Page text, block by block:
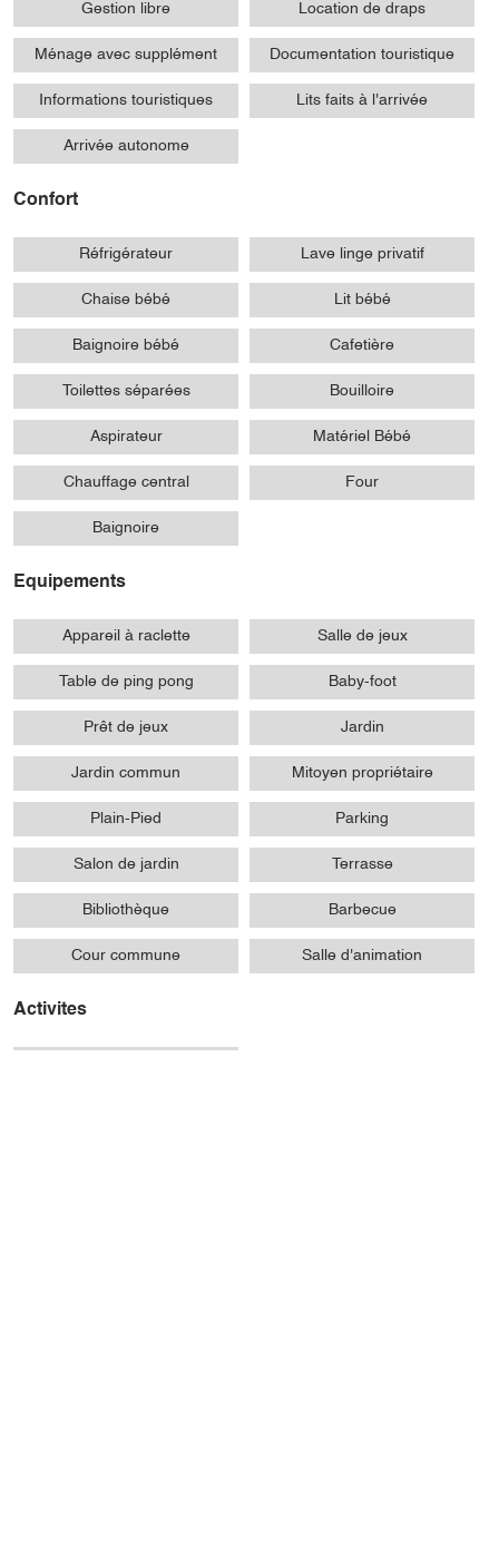
Gestion libre Location de draps
Ménage avec supplément Documentation touristique
Informations touristiques Lits faits à l'arrivée
Arrivée autonome
Confort
Réfrigérateur Lave linge privatif
Chaise bébé Lit bébé
Baignoire bébé Cafetière
Toilettes séparées Bouilloire
Aspirateur Matériel Bébé
Chauffage central Four
Baignoire
Equipements
Appareil à raclette Salle de jeux
Table de ping pong Baby-foot
Prêt de jeux Jardin
Jardin commun Mitoyen propriétaire
Plain-Pied Parking
Salon de jardin Terrasse
Bibliothèque Barbecue
Cour commune Salle d'animation
Activites